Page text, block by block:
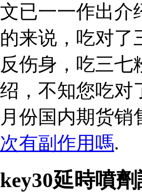
文已一一作出
的来说，吃对了
反伤身，吃三七
绍，不知您吃对
月份国内期货
次有副作用嗎.
key30延時噴